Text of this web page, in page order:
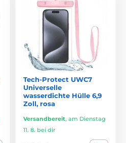
Tech-Protect UWC7
Universelle
wasserdichte Hülle 6,9
Zoll, rosa
Versandbereit, am Dienstag
11. 8. bei dir